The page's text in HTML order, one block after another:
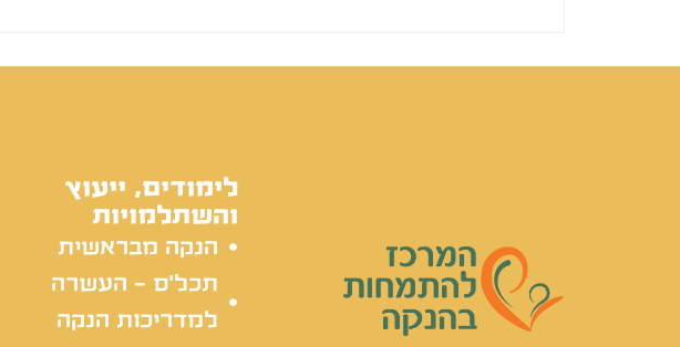
לימודים, ייעוץ
והשתלמויות
הנקה מבראשית
תכל'ס - העשרה
למדריכות הנקה